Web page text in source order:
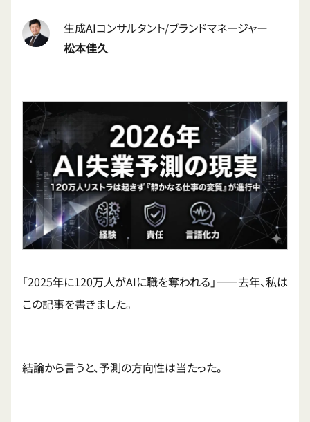
生成AIコンサルタント/ブランドマネージャー
松本佳久
「2025年に120万人がAIに職を奪われる」——去年、私は
この記事を書きました。
結論から言うと、予測の方向性は当たった。